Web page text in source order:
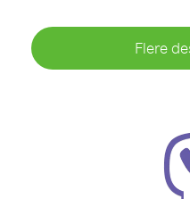
Flere